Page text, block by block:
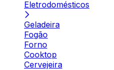
Eletrodomésticos
Geladeira
Fogão
Forno
Cooktop
Cervejeira